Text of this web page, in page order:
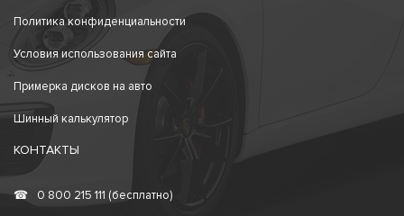
Политика конфиденциальности
Условия использования сайта
Примерка дисков на авто
Шинный калькулятор
КОНТАКТЫ
☎ 0 800 215 111 (бесплатно)